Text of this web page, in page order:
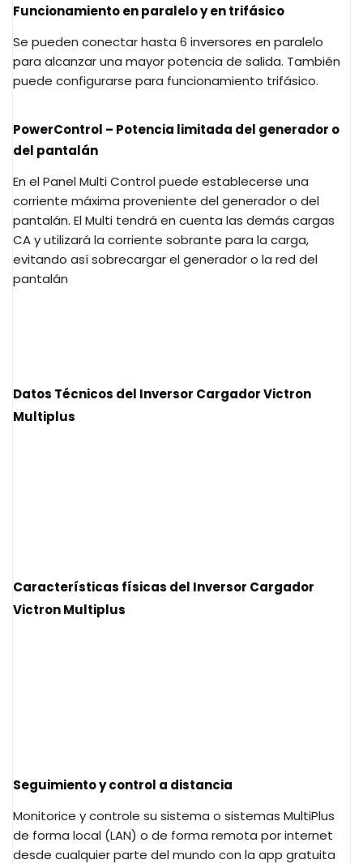
Funcionamiento en paralelo y en trifásico
Se pueden conectar hasta 6 inversores en paralelo
para alcanzar una mayor potencia de salida. También
puede configurarse para funcionamiento trifásico.
PowerControl – Potencia limitada del generador o
del pantalán
En el Panel Multi Control puede establecerse una
corriente máxima proveniente del generador o del
pantalán. El Multi tendrá en cuenta las demás cargas
CA y utilizará la corriente sobrante para la carga,
evitando así sobrecargar el generador o la red del
pantalán
Datos Técnicos del Inversor Cargador Victron
Multiplus
Características físicas del Inversor Cargador
Victron Multiplus
Seguimiento y control a distancia
Monitorice y controle su sistema o sistemas MultiPlus
de forma local (LAN) o de forma remota por internet
desde cualquier parte del mundo con la app gratuita